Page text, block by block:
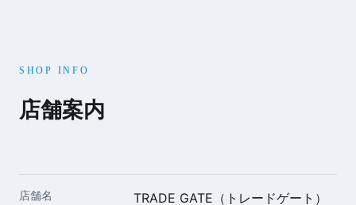
SHOP INFO
店舗案内
店舗名 TRADE GATE（トレードゲート）